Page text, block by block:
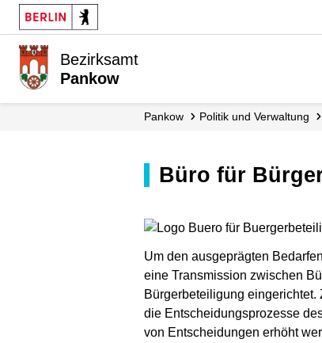
Bezirksamt
Pankow
Pankow Politik und Verwaltung
Büro für
Um den ausgeprägten
eine Transmission zwischen
Bürgerbeteiligung
die Entscheidungsprozesse
von Entscheidungen erhöht